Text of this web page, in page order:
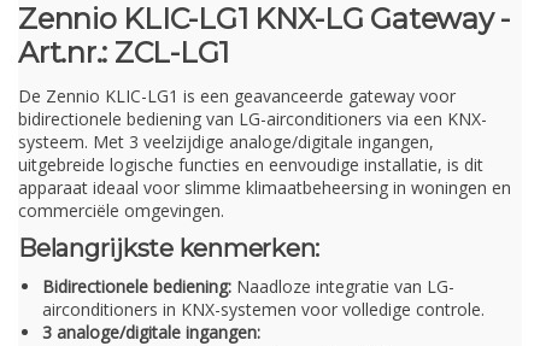
Zennio KLIC-LG1 KNX-LG Gateway -
Art.nr.: ZCL-LG1
De Zennio KLIC-LG1 is een geavanceerde gateway voor
bidirectionele bediening van LG-airconditioners via een KNX-
systeem. Met 3 veelzijdige analoge/digitale ingangen,
uitgebreide logische functies en eenvoudige installatie, is dit
apparaat ideaal voor slimme klimaatbeheersing in woningen en
commerciële omgevingen.
Belangrijkste kenmerken:
Bidirectionele bediening: Naadloze integratie van LG-
airconditioners in KNX-systemen voor volledige controle.
3 analoge/digitale ingangen: